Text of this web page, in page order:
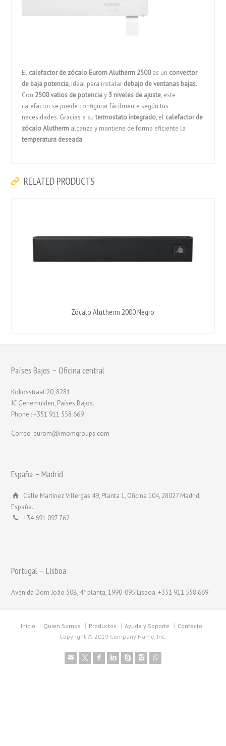
El calefactor de zócalo Eurom Alutherm 2500es un convector
de baja potencia, ideal para instalar debajo de ventanas bajas.
Con 2500 vatios de potenciay 3 niveles de ajuste, este
calefactor se puede configurar fácilmente según tus
necesidades. Gracias a sutermostato integrado, el calefactor de
zócalo Alutherm alcanza y mantiene de forma eficiente la
temperatura deseada.
RELATED PRODUCTS
Zócalo Alutherm 2000 Negro
Países Bajos – Oficina central
Kokosstraat 20, 8281
JC Genemuiden, Países Bajos.
Phone : +351 911 558 669
Correo :eurom@imomgroups.com
España – Madrid
Calle Martínez Villergas 49, Planta 1, Oficina 104, 28027 Madrid,
España.
+34 691 097 762
Portugal – Lisboa
Avenida Dom João 50B, 4ª planta, 1990-095 Lisboa. +351 911 558 669
Inicio Quien Somos Productos Ayuda y Soporte
Contacto
Copyright © 2019 Company Name, Inc.